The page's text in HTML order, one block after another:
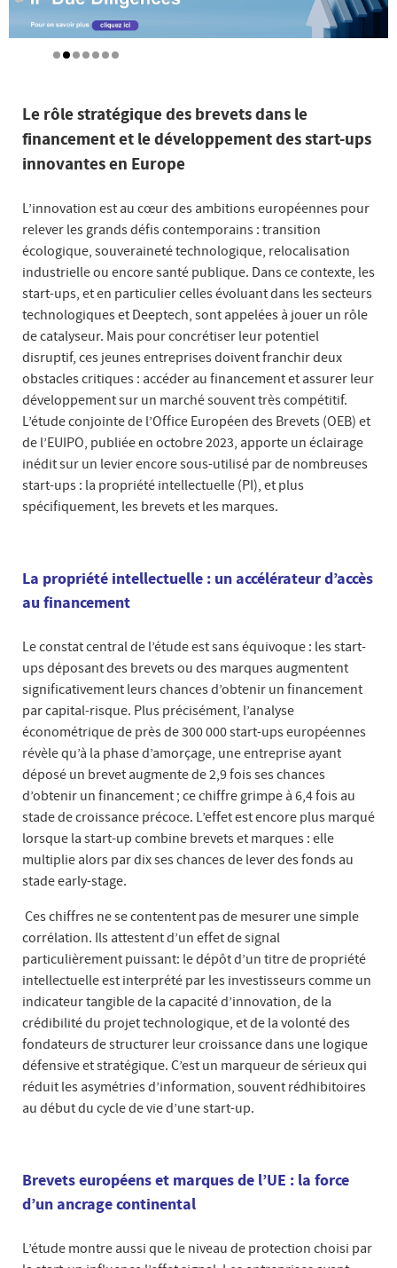
Le rôle stratégique des brevets dans le
financement et le développement des start-ups
innovantes en Europe
L’innovation est au cœur des ambitions européennes pour
relever les grands défis contemporains : transition
écologique, souveraineté technologique, relocalisation
industrielle ou encore santé publique. Dans ce contexte, les
start-ups, et en particulier celles évoluant dans les secteurs
technologiques et Deeptech, sont appelées à jouer un rôle
de catalyseur. Mais pour concrétiser leur potentiel
disruptif, ces jeunes entreprises doivent franchir deux
obstacles critiques : accéder au financement et assurer leur
développement sur un marché souvent très compétitif.
L’étude conjointe de l’Office Européen des Brevets (OEB) et
de l’EUIPO, publiée en octobre 2023, apporte un éclairage
inédit sur un levier encore sous-utilisé par de nombreuses
start-ups : la propriété intellectuelle (PI), et plus
spécifiquement, les brevets et les marques.
La propriété intellectuelle : un accélérateur d’accès
au financement
Le constat central de l’étude est sans équivoque : les start-
ups déposant des brevets ou des marques augmentent
significativement leurs chances d’obtenir un financement
par capital-risque. Plus précisément, l’analyse
économétrique de près de 300 000 start-ups européennes
révèle qu’à la phase d’amorçage, une entreprise ayant
déposé un brevet augmente de 2,9 fois ses chances
d’obtenir un financement ; ce chiffre grimpe à 6,4 fois au
stade de croissance précoce. L’effet est encore plus marqué
lorsque la start-up combine brevets et marques : elle
multiplie alors par dix ses chances de lever des fonds au
stade early-stage.
Ces chiffres ne se contentent pas de mesurer une simple
corrélation. Ils attestent d’un effet de signal
particulièrement puissant: le dépôt d’un titre de propriété
intellectuelle est interprété par les investisseurs comme un
indicateur tangible de la capacité d’innovation, de la
crédibilité du projet technologique, et de la volonté des
fondateurs de structurer leur croissance dans une logique
défensive et stratégique. C’est un marqueur de sérieux qui
réduit les asymétries d’information, souvent rédhibitoires
au début du cycle de vie d’une start-up.
Brevets européens et marques de l’UE : la force
d’un ancrage continental
L’étude montre aussi que le niveau de protection choisi par